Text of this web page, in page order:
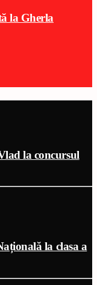
la Gherla
la concursul
la clasa a